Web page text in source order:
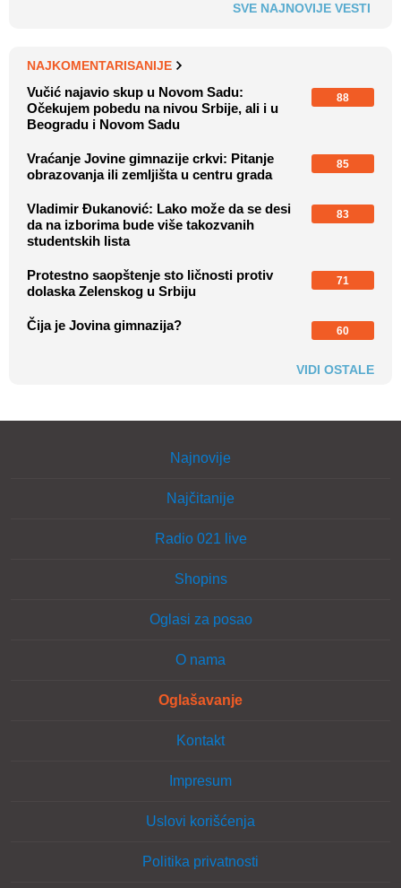
SVE NAJNOVIJE VESTI
NAJKOMENTARISANIJE
Vučić najavio skup u Novom Sadu:
Očekujem pobedu na nivou Srbije, ali i u
Beogradu i Novom Sadu
88
Vraćanje Jovine gimnazije crkvi: Pitanje
obrazovanja ili zemljišta u centru grada
85
Vladimir Đukanović: Lako može da se desi
da na izborima bude više takozvanih
studentskih lista
83
Protestno saopštenje sto ličnosti protiv
dolaska Zelenskog u Srbiju
71
Čija je Jovina gimnazija? 60
VIDI OSTALE
Najnovije
Najčitanije
Radio 021 live
Shopins
Oglasi za posao
O nama
Oglašavanje
Kontakt
Impresum
Uslovi korišćenja
Politika privatnosti